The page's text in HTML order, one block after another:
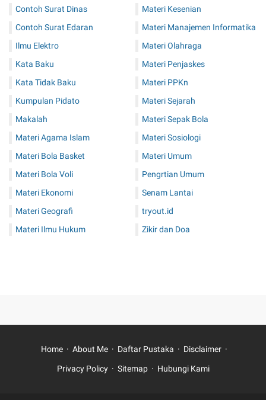
Contoh Surat Dinas
Contoh Surat Edaran
Ilmu Elektro
Kata Baku
Kata Tidak Baku
Kumpulan Pidato
Makalah
Materi Agama Islam
Materi Bola Basket
Materi Bola Voli
Materi Ekonomi
Materi Geografi
Materi Ilmu Hukum
Materi Kesenian
Materi Manajemen Informatika
Materi Olahraga
Materi Penjaskes
Materi PPKn
Materi Sejarah
Materi Sepak Bola
Materi Sosiologi
Materi Umum
Pengrtian Umum
Senam Lantai
tryout.id
Zikir dan Doa
Home About Me Daftar Pustaka Disclaimer
Privacy Policy Sitemap Hubungi Kami